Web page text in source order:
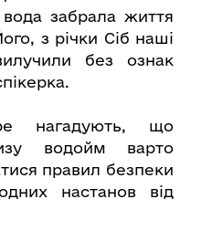
забрала життя
з річки Сіб наші
без ознак
нагадують, що
водойм варто
правил безпеки
настанов від